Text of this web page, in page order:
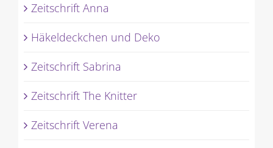
Zeitschrift Anna
Häkeldeckchen und Deko
Zeitschrift Sabrina
Zeitschrift The Knitter
Zeitschrift Verena